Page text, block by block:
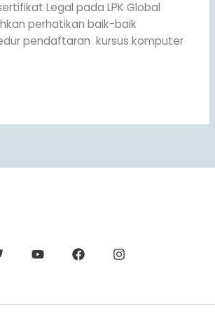
Legal pada LPK Global
perhatikan baik-baik
pendaftaran kursus komputer